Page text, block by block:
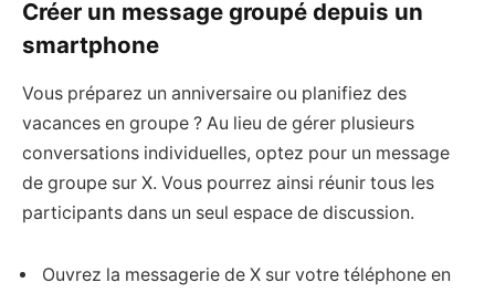
Créer un message groupé depuis un
smartphone
Vous préparez un anniversaire ou planifiez des
vacances en groupe ? Au lieu de gérer plusieurs
conversations individuelles, optez pour un message
de groupe sur X. Vous pourrez ainsi réunir tous les
participants dans un seul espace de discussion.
Ouvrez la messagerie de X sur votre téléphone en